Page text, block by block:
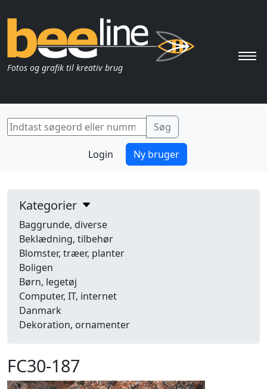
Fotos og grafik til kreativ brug
Login Ny bruger
Kategorier
Baggrunde, diverse
Beklædning, tilbehør
Blomster, træer, planter
Boligen
Børn, legetøj
Computer, IT, internet
Danmark
Dekoration, ornamenter
Efterår
Energi, miljø, økologi
FC30-187